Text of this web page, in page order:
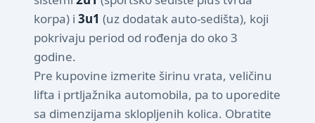
korpa) i 3u1 (uz dodatak auto-sedišta), koji
pokrivaju period od rođenja do oko 3
godine.
Pre kupovine izmerite širinu vrata, veličinu
lifta i prtljažnika automobila, pa to uporedite
sa dimenzijama sklopljenih kolica. Obratite